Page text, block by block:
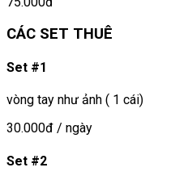
CÁC SET THUÊ
Set #1
vòng tay như ảnh ( 1 cái)
30.000đ / ngày
Set #2